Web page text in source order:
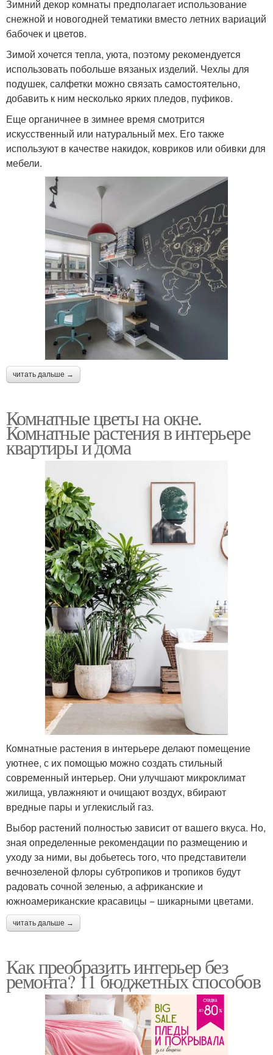
Зимний декор комнаты предполагает использование
снежной и новогодней тематики вместо летних вариаций
бабочек и цветов.
Зимой хочется тепла, уюта, поэтому рекомендуется
использовать побольше вязаных изделий. Чехлы для
подушек, салфетки можно связать самостоятельно,
добавить к ним несколько ярких пледов, пуфиков.
Еще органичнее в зимнее время смотрится
искусственный или натуральный мех. Его также
используют в качестве накидок, ковриков или обивки для
мебели.
читать дальше →
Комнатные цветы на окне.
Комнатные растения в интерьере
квартиры и дома
Комнатные растения в интерьере делают помещение
уютнее, с их помощью можно создать стильный
современный интерьер. Они улучшают микроклимат
жилища, увлажняют и очищают воздух, вбирают
вредные пары и углекислый газ.
Выбор растений полностью зависит от вашего вкуса. Но,
зная определенные рекомендации по размещению и
уходу за ними, вы добьетесь того, что представители
вечнозеленой флоры субтропиков и тропиков будут
радовать сочной зеленью, а африканские и
южноамериканские красавицы − шикарными цветами.
читать дальше →
Как преобразить интерьер без
ремонта? 11 бюджетных способов